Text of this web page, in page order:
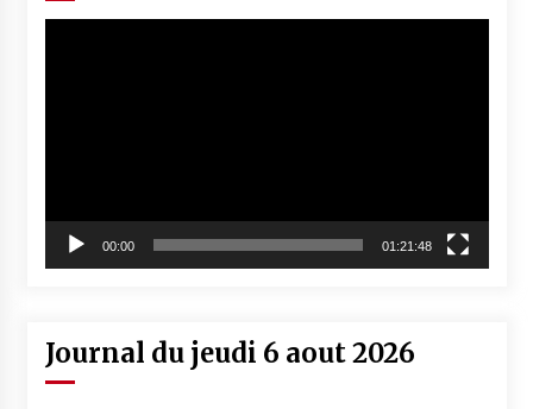
00:00 01:21:48
Journal du jeudi 6 aout 2026